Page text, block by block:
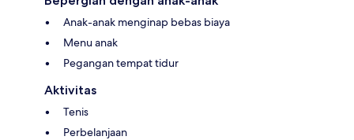
Anak-anak menginap bebas biaya
Menu anak
Pegangan tempat tidur
Aktivitas
Tenis
Perbelanjaan